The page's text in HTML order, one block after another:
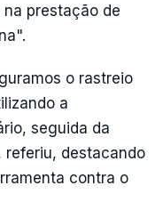
prestação de
o rastreio
a
seguida da
referiu, destacando
contra o